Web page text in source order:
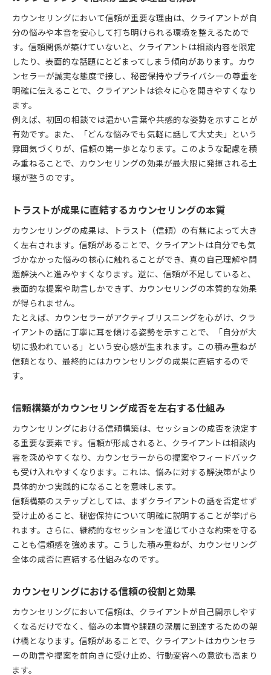
カウンセリングにおいて信頼が重要な理由は、クライアントが自
分の悩みや本音を安心して打ち明けられる環境を整えるためで
す。信頼関係が築けていないと、クライアントは相談内容を限定
したり、表面的な話題にとどまってしまう傾向があります。カウ
ンセラーが誠実な態度で接し、秘密保持やプライバシーの尊重を
明確に伝えることで、クライアントは徐々に心を開きやすくなり
ます。
例えば、初回の相談では温かい言葉や共感的な姿勢を示すことが
有効です。また、「どんな悩みでも気軽に話して大丈夫」という
雰囲気づくりが、信頼の第一歩となります。このような配慮を積
み重ねることで、カウンセリングの効果が最大限に発揮される土
壌が整うのです。
トラストが成果に直結するカウンセリングの本質
カウンセリングの成果は、トラスト（信頼）の有無によって大き
く左右されます。信頼があることで、クライアントは自分でも気
づかなかった悩みの核心に触れることができ、真の自己理解や問
題解決へと進みやすくなります。逆に、信頼が不足していると、
表面的な提案や助言しかできず、カウンセリングの本質的な効果
が得られません。
たとえば、カウンセラーがアクティブリスニングを心がけ、クラ
イアントの話に丁寧に耳を傾ける姿勢を示すことで、「自分が大
切に扱われている」という安心感が生まれます。この積み重ねが
信頼となり、最終的にはカウンセリングの成果に直結するので
す。
信頼構築がカウンセリング成否を左右する仕組み
カウンセリングにおける信頼構築は、セッションの成否を決定す
る重要な要素です。信頼が形成されると、クライアントは相談内
容を深めやすくなり、カウンセラーからの提案やフィードバック
も受け入れやすくなります。これは、悩みに対する解決策がより
具体的かつ実践的になることを意味します。
信頼構築のステップとしては、まずクライアントの話を否定せず
受け止めること、秘密保持について明確に説明することが挙げら
れます。さらに、継続的なセッションを通じて小さな約束を守る
ことも信頼感を強めます。こうした積み重ねが、カウンセリング
全体の成否に直結する仕組みなのです。
カウンセリングにおける信頼の役割と効果
カウンセリングにおいて信頼は、クライアントが自己開示しやす
くなるだけでなく、悩みの本質や課題の深層に到達するための架
け橋となります。信頼があることで、クライアントはカウンセラ
ーの助言や提案を前向きに受け止め、行動変容への意欲も高まり
ます。